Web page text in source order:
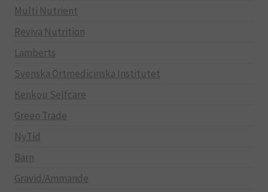
Multi Nutrient
Reviva Nutrition
Lamberts
Svenska Örtmedicinska Institutet
Kenkou Selfcare
Green Trade
NyTid
Barn
Gravid/Ammande